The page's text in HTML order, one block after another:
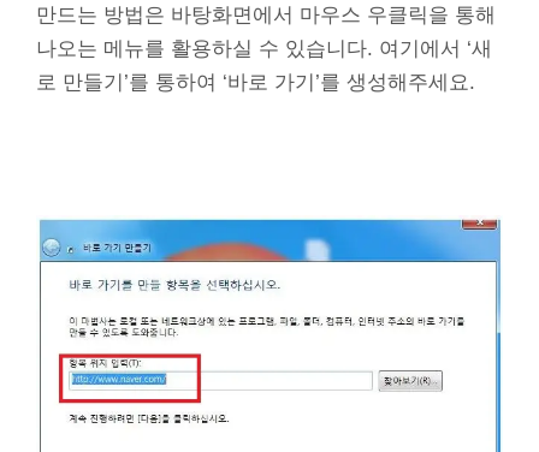
만드는 방법은 바탕화면에서 마우스 우클릭을 통해
나오는 메뉴를 활용하실 수 있습니다. 여기에서 ‘새
로 만들기’를 통하여 ‘바로 가기’를 생성해주세요.